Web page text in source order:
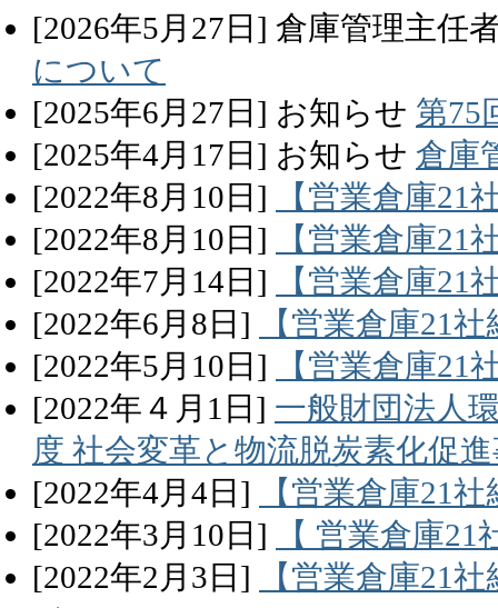
[2026年5月 27 日] 倉庫管理主任
について
[2025年6月 27 日] お知らせ 第75
[2025年4月 17 日] お知らせ 倉庫
[2022年8月 10 日]
【営業倉庫21
[2022年8月 10 日]
【営業倉庫21
[2022年7月 14 日]
【営業倉庫21
[2022年6月 8 日]
【営業倉庫21
[2022年5月 10 日]
【営業倉庫21
[2022年 ４ 月 1 日] 一般財団法人
度 社会変革と物流脱炭素化促
[2022年4月 4 日]
【営業倉庫21
[2022年3月 10 日]
【 営業倉庫
[2022年2 月 3 日]
【営業倉庫21